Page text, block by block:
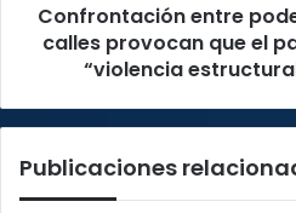
que
hacia
“violencia
Confrontación entre
calles provocan que el
“violencia
Publicaciones